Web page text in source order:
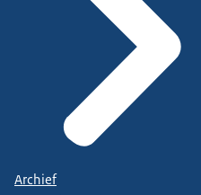
Archief